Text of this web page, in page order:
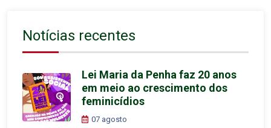
Notícias recentes
Lei Maria da Penha faz 20 anos
em meio ao crescimento dos
feminicídios
07 agosto